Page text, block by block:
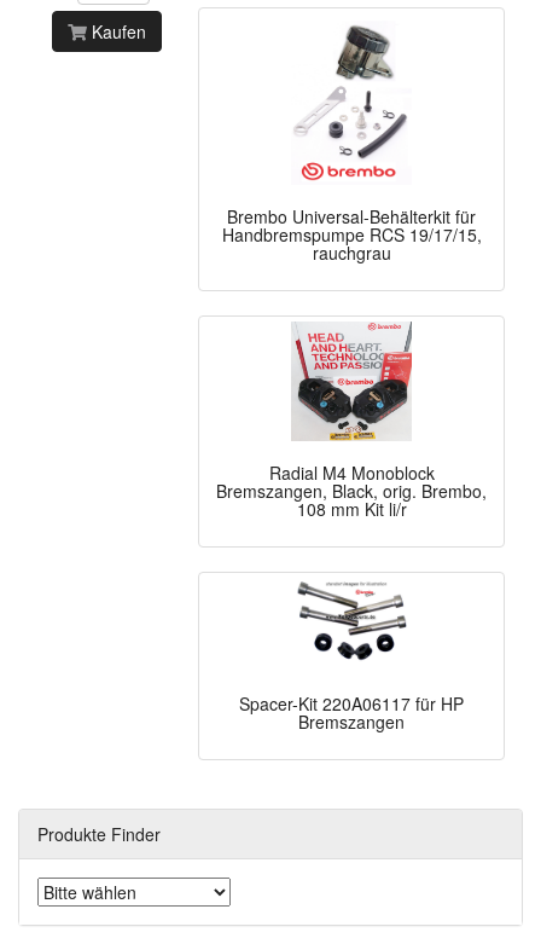
Kaufen
Brembo Universal-Behälterkit für
Handbremspumpe RCS 19/17/15,
rauchgrau
Radial M4 Monoblock
Bremszangen, Black, orig. Brembo,
108 mm Kit li/r
Spacer-Kit 220A06117 für HP
Bremszangen
Produkte Finder